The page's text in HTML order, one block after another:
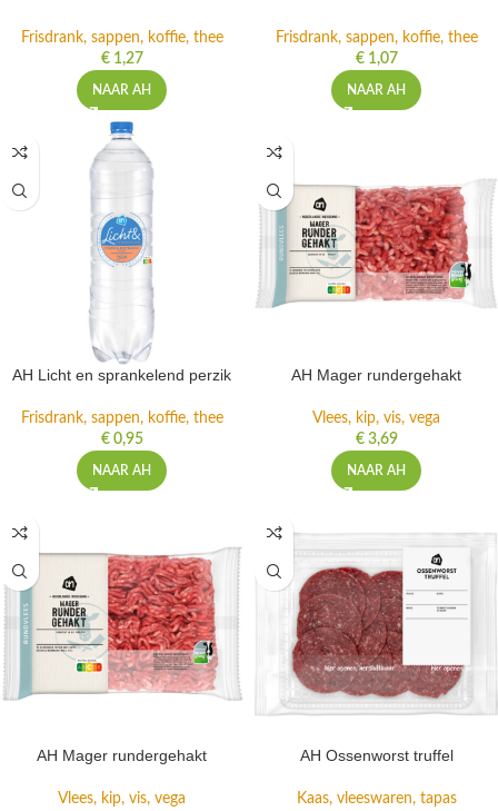
Frisdrank, sappen, koffie, thee
€1,27
NAAR AH
Frisdrank, sappen, koffie, thee
€1,07
NAAR AH
AH Licht en sprankelend perzik
Frisdrank, sappen, koffie, thee
€0,95
NAAR AH
AH Mager rundergehakt
Vlees, kip, vis, vega
€3,69
NAAR AH
AH Mager rundergehakt
Vlees, kip, vis, vega
AH Ossenworst truffel
Kaas, vleeswaren, tapas